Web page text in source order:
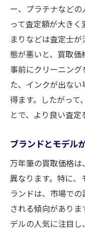
ー、プラチナなど
って査定額が大き
まりなどは査定士
態が悪いと、買取価
事前にクリーニン
た、インクが出な
得ます。したがって
とで、より良い査定
ブランドとモデル
万年筆の買取価格は
異なります。特に
ランドは、市場で
される傾向があり
デルの人気に注目